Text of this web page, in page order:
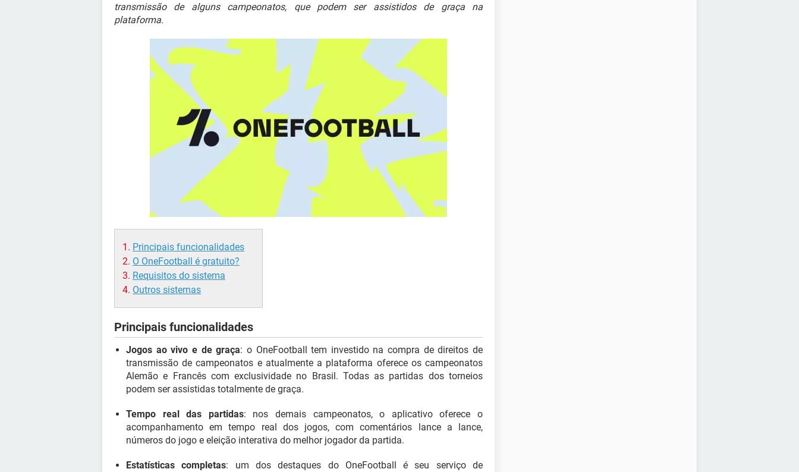
transmissão de alguns campeonatos, que podem ser assistidos de graça na
plataforma.
Principais funcionalidades
O OneFootball é gratuito?
Requisitos do sistema
Outros sistemas
Principais funcionalidades
Jogos ao vivo e de graça: o OneFootball tem investido na compra de direitos de
transmissão de campeonatos e atualmente a plataforma oferece os campeonatos
Alemão e Francês com exclusividade no Brasil. Todas as partidas dos torneios
podem ser assistidas totalmente de graça.
Tempo real das partidas: nos demais campeonatos, o aplicativo oferece o
acompanhamento em tempo real dos jogos, com comentários lance a lance,
números do jogo e eleição interativa do melhor jogador da partida.
Estatísticas completas: um dos destaques do OneFootball é seu serviço de